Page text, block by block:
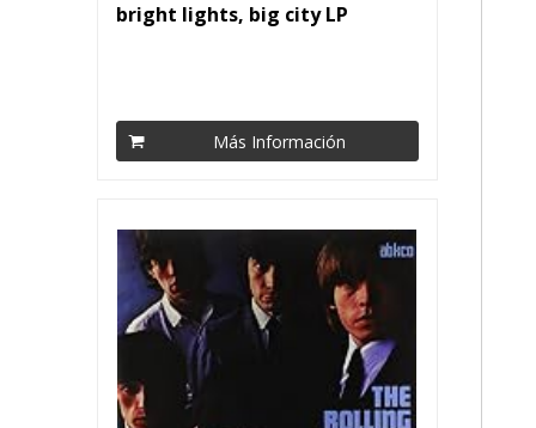
bright lights, big city LP
Más Información